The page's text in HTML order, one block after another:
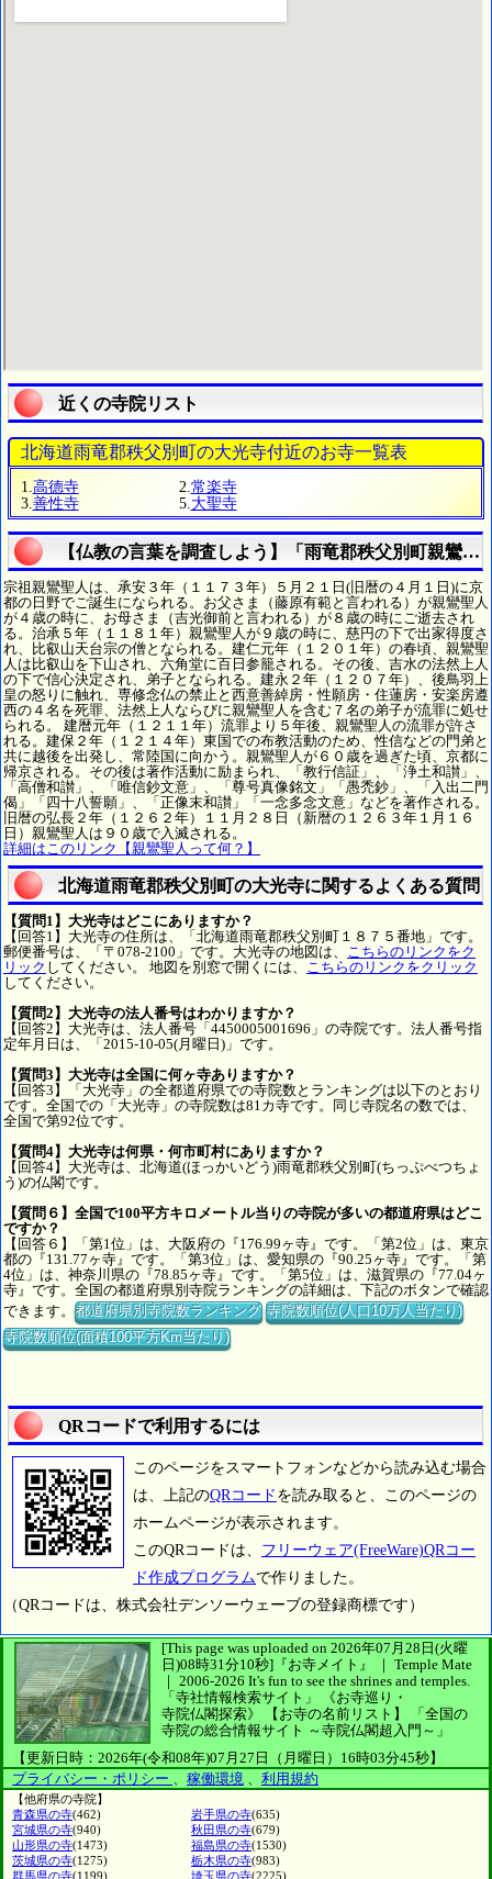
近くの寺院リスト
北海道雨竜郡秩父別町の大光寺付近のお寺一覧表
1. 高德寺 2. 常楽寺
3. 善性寺 5. 大聖寺
【仏教の言葉を調査しよう】「雨竜郡秩父別町親鸞聖
宗祖親鸞聖人は、承安３年（１１７３年）５月２１日(旧暦の４月１日)に京
都の日野でご誕生になられる。お父さま（藤原有範と言われる）が親鸞聖人
が４歳の時に、お母さま（吉光御前と言われる）が８歳の時にご逝去され
る。治承５年（１１８１年）親鸞聖人が９歳の時に、慈円の下で出家得度さ
れ、比叡山天台宗の僧となられる。建仁元年（１２０１年）の春頃、親鸞聖
人は比叡山を下山され、六角堂に百日参籠される。その後、吉水の法然上人
の下で信心決定され、弟子となられる。建永２年（１２０７年）、後鳥羽上
皇の怒りに触れ、専修念仏の禁止と西意善綽房・性願房・住蓮房・安楽房遵
西の４名を死罪、法然上人ならびに親鸞聖人を含む７名の弟子が流罪に処せ
られる。 建暦元年（１２１１年）流罪より５年後、親鸞聖人の流罪が許さ
れる。建保２年（１２１４年）東国での布教活動のため、性信などの門弟と
共に越後を出発し、常陸国に向かう。親鸞聖人が６０歳を過ぎた頃、京都に
帰京される。その後は著作活動に励まられ、「教行信証」、「浄土和讃」、
「高僧和讃」、「唯信鈔文意」、「尊号真像銘文」「愚禿鈔」、「入出二門
偈」「四十八誓願」、「正像末和讃」「一念多念文意」などを著作される。
旧暦の弘長２年（１２６２年）１１月２８日（新暦の１２６３年１月１６
日）親鸞聖人は９０歳で入滅される。
詳細はこのリンク【親鸞聖人って何？】
北海道雨竜郡秩父別町の大光寺に関するよくある質問
【質問1】大光寺はどこにありますか？
【回答1】大光寺の住所は、「北海道雨竜郡秩父別町１８７５番地」です。
郵便番号は、「〒078-2100」です。大光寺の地図は、 こちらのリンクをク
リック してください。 地図を別窓で開くには、 こちらのリンクをクリック
してください。
【質問2】大光寺の法人番号はわかりますか？
【回答2】大光寺は、法人番号「4450005001696」の寺院です。法人番号指
定年月日は、「2015-10-05(月曜日)」です。
【質問3】大光寺は全国に何ヶ寺ありますか？
【回答3】「大光寺」の全都道府県での寺院数とランキングは以下のとおり
です。全国での「大光寺」の寺院数は81カ寺です。同じ寺院名の数では、
全国で第92位です。
【質問4】大光寺は何県・何市町村にありますか？
【回答4】大光寺は、北海道(ほっかいどう)雨竜郡秩父別町(ちっぷべつちょ
う)の仏閣です。
【質問６】全国で100平方キロメートル当りの寺院が多いの都道府県はどこ
ですか？
【回答６】「第1位」は、大阪府の『176.99ヶ寺』です。「第2位」は、東京
都の『131.77ヶ寺』です。「第3位」は、愛知県の『90.25ヶ寺』です。「第
4位」は、神奈川県の『78.85ヶ寺』です。「第5位」は、滋賀県の『77.04ヶ
寺』です。全国の都道府県別寺院ランキングの詳細は、下記のボタンで確認
できます。都道府県別寺院数ランキング 寺院数順位(人口10万人当たり)
寺院数順位(面積100平方Km当たり)
QRコードで利用するには
このページをスマートフォンなどから読み込む場合
は、上記のQRコード を読み取ると、このページの
ホームページが表示されます。
このQRコードは、 フリーウェア(FreeWare)QRコー
ド作成プログラムで作りました。
（QRコードは、株式会社デンソーウェーブの登録商標です）
[This page was uploaded on 2026年07月28日(火曜
日)08時31分10秒] 『お寺メイト』 ｜ Temple Mate
｜ 2006-2026 It's fun to see the shrines and temples.
「寺社情報検索サイト」
《お寺巡り・
寺院仏閣探索》
【お寺の名前リスト】
「全国の
寺院の総合情報サイト ～寺院仏閣超入門～」
【更新日時：2026年(令和08年)07月27日（月曜日）16時03分45秒】
プライバシー・ポリシー 、 稼働環境 、 利用規約
【他府県の寺院】
青森県の寺(462) 岩手県の寺(635)
宮城県の寺(940) 秋田県の寺(679)
山形県の寺(1473) 福島県の寺(1530)
茨城県の寺(1275) 栃木県の寺(983)
群馬県の寺(1199) 埼玉県の寺(2225)